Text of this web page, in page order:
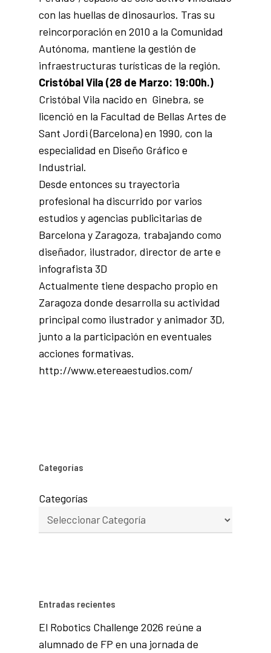
con las huellas de dinosaurios. Tras su
reincorporación en 2010 a la Comunidad
Autónoma, mantiene la gestión de
infraestructuras turísticas de la región.
Cristóbal Vila (28 de Marzo: 19:00h.)
Cristóbal Vila nacido en Ginebra, se
licenció en la Facultad de Bellas Artes de
Sant Jordi (Barcelona) en 1990, con la
especialidad en Diseño Gráfico e
Industrial.
Desde entonces su trayectoria
profesional ha discurrido por varios
estudios y agencias publicitarias de
Barcelona y Zaragoza, trabajando como
diseñador, ilustrador, director de arte e
infografista 3D
Actualmente tiene despacho propio en
Zaragoza donde desarrolla su actividad
principal como ilustrador y animador 3D,
junto a la participación en eventuales
acciones formativas.
http://www.etereaestudios.com/
Categorías
Categorías
Entradas recientes
El Robotics Challenge 2026 reúne a
alumnado de FP en una jornada de